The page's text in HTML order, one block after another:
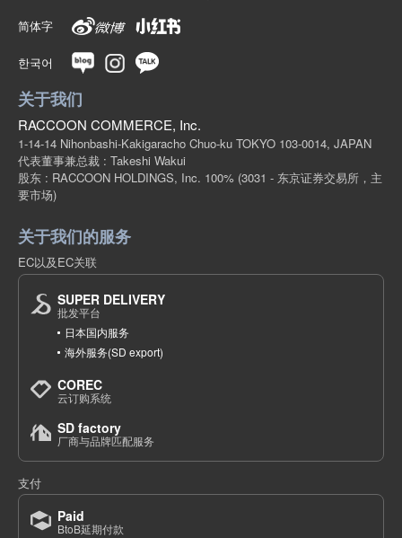
简体字
한국어
关于我们
RACCOON COMMERCE, Inc.
1-14-14 Nihonbashi-Kakigaracho Chuo-ku TOKYO 103-0014, JAPAN
代表董事兼总裁 : Takeshi Wakui
股东 : RACCOON HOLDINGS, Inc. 100% (3031 - 东京证券交易所，主
要市场)
关于我们的服务
EC以及EC关联
SUPER DELIVERY
批发平台
日本国内服务
海外服务(SD export)
COREC
云订购系统
SD factory
厂商与品牌匹配服务
支付
Paid
BtoB延期付款